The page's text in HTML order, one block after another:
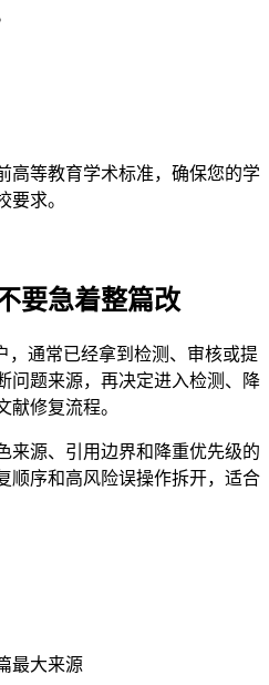
高等教育学术标准，确保您的学
要求。
要急着整篇改
，通常已经拿到检测、审核或提
问题来源，再决定进入检测、降
献修复流程。
来源、引用边界和降重优先级的
顺序和高风险误操作拆开，适合
最大来源